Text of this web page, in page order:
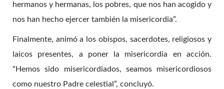
hermanos y hermanas, los pobres, que nos han acogido y
nos han hecho ejercer también la misericordia”.
Finalmente, animó a los obispos, sacerdotes, religiosos y
laicos presentes, a poner la misericordia en acción.
“Hemos sido misericordiados, seamos misericordiosos
como nuestro Padre celestial”, concluyó.